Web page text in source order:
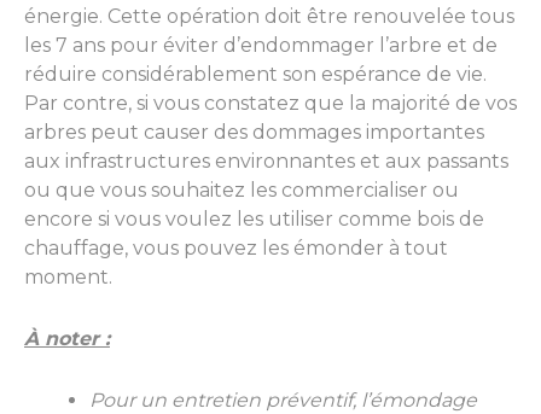
énergie. Cette opération doit être renouvelée tous
les 7 ans pour éviter d’endommager l’arbre et de
réduire considérablement son espérance de vie.
Par contre, si vous constatez que la majorité de vos
arbres peut causer des dommages importantes
aux infrastructures environnantes et aux passants
ou que vous souhaitez les commercialiser ou
encore si vous voulez les utiliser comme bois de
chauffage, vous pouvez les émonder à tout
moment.
À noter :
Pour un entretien préventif, l’émondage